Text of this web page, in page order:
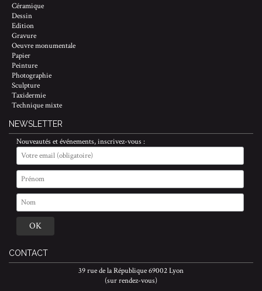
Céramique
Dessin
Edition
Gravure
Oeuvre monumentale
Papier
Peinture
Photographie
Sculpture
Taxidermie
Technique mixte
NEWSLETTER
Nouveautés et événements, inscrivez-vous :
CONTACT
39 rue de la République 69002 Lyon
(sur rendez-vous)